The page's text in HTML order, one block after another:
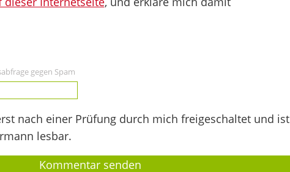
gegen Spam
nach einer Prüfung durch mich freigeschaltet und ist
lesbar.